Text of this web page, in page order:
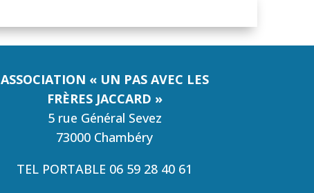
ASSOCIATION « UN PAS AVEC LES
FRÈRES JACCARD »
5 rue Général Sevez
73000 Chambéry
TEL PORTABLE 06 59 28 40 61